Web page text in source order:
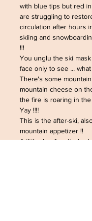
with blue tips but red
are struggling to
circulation after hours
skiing and
!!!
You unglu the ski
face only to see ... what
There's some
mountain cheese on
the fire is roaring in
Yay !!!!
This is the after-ski,
mountain appetizer !!
A little ring for all who